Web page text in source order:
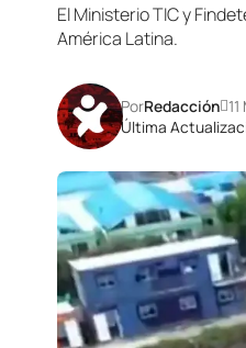
El Ministerio TIC y
América Latina.
Última
PorRedacción